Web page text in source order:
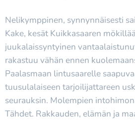
Nelikymppinen, synnynnäisesti
Kake, kesät Kuikkasaaren
juukalaissyntyinen
rakastuu vähän ennen
Paalasmaan lintusaarelle
tuusulalaiseen tarjoilijattareen
seurauksin. Molempien
Tähdet. Rakkauden, elämän ja